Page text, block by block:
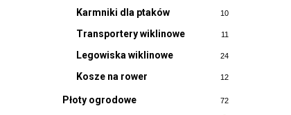
Karmniki dla ptaków 10
Transportery wiklinowe 11
Legowiska wiklinowe 24
Kosze na rower 12
Płoty ogrodowe 72